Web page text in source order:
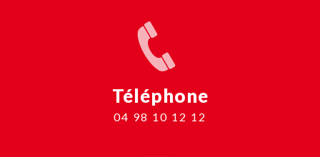
Téléphone
04 98 10 12 12